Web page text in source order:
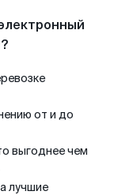
от и до
выгоднее чем
лучшие